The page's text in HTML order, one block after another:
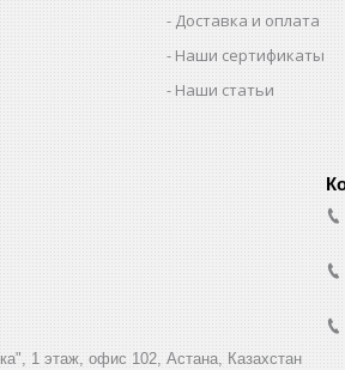
Доставка и оплата
Наши сертификаты
Наши статьи
1 этаж, офис 102, Астана, Казахстан